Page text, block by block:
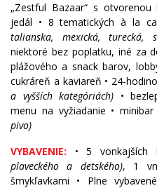
„Zestful Bazaar“ s
jedál • 8 tematických à la
talianska, mexická, turecká,
niektoré bez poplatku, iné za
plážového a snack barov,
cukráreň a kaviareň • 24-
a vyšších kategóriách) •
menu na vyžiadanie •
pivo)
VYBAVENIE: • 5 vonkajších
plaveckého a detského), 1
šmykľavkami • Plne